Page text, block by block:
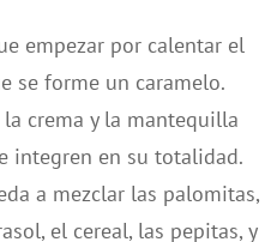
empezar por calentar el
se forme un caramelo.
crema y la mantequilla
integren en su totalidad.
a mezclar las palomitas,
el cereal, las pepitas, y